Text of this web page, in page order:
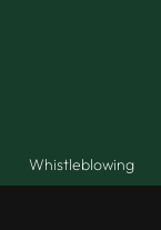
Whistleblowing